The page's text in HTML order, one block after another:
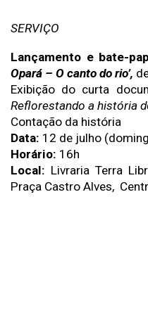
SERVIÇO
Lançamento e bate-
Opará – O canto do rio’,
Exibição do curta
Reflorestando a história
Contação da história
Data: 12 de julho
Horário: 16h
Local: Livraria Terra
Praça Castro Alves,